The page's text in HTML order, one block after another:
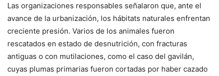
Las organizaciones responsables señalaron que, ante el
avance de la urbanización, los hábitats naturales enfrentan
creciente presión. Varios de los animales fueron
rescatados en estado de desnutrición, con fracturas
antiguas o con mutilaciones, como el caso del gavilán,
cuyas plumas primarias fueron cortadas por haber cazado